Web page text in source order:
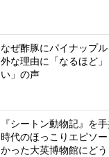
なぜ酢豚にパイナップ
外な理由に「なるほど
い」の声
『シートン動物記』を
時代のほっこりエピソ
かった大英博物館にど